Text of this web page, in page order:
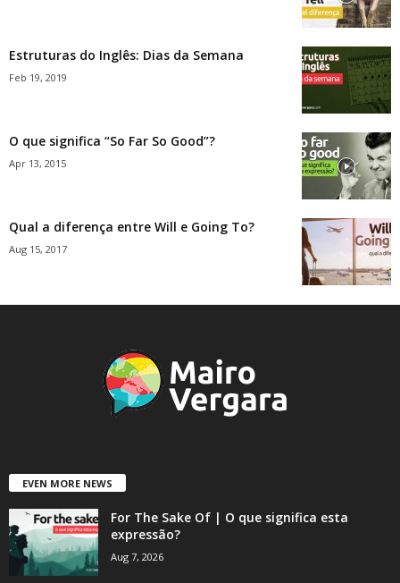
Estruturas do Inglês: Dias da Semana
Feb 19, 2019
O que significa “So Far So Good”?
Apr 13, 2015
Qual a diferença entre Will e Going To?
Aug 15, 2017
EVEN MORE NEWS
For The Sake Of | O que significa esta
expressão?
Aug 7, 2026